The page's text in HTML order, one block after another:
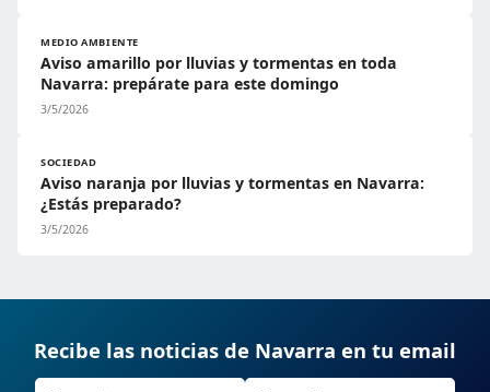
MEDIO AMBIENTE
Aviso amarillo por lluvias y tormentas en toda
Navarra: prepárate para este domingo
3/5/2026
SOCIEDAD
Aviso naranja por lluvias y tormentas en Navarra:
¿Estás preparado?
3/5/2026
Recibe las noticias de Navarra en tu email